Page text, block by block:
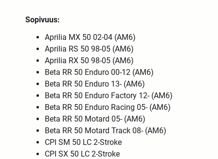
Sopivuus:
Aprilia MX 50 02-04 (AM6)
Aprilia RS 50 98-05 (AM6)
Aprilia RX 50 98-05 (AM6)
Beta RR 50 Enduro 00-12 (AM6)
Beta RR 50 Enduro 13- (AM6)
Beta RR 50 Enduro Factory 12- (AM6)
Beta RR 50 Enduro Racing 05- (AM6)
Beta RR 50 Motard 05- (AM6)
Beta RR 50 Motard Track 08- (AM6)
CPI SM 50 LC 2-Stroke
CPI SX 50 LC 2-Stroke